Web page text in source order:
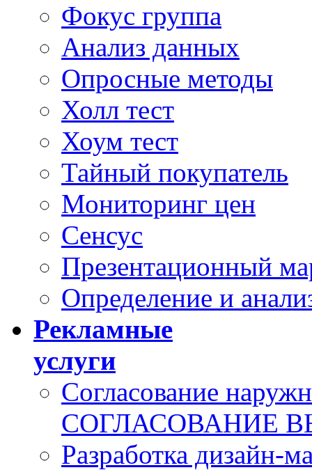
Фокус группа
Анализ данных
Опросные методы
Холл тест
Хоум тест
Тайный покупатель
Мониторинг цен
Сенсус
Презентационный
Определение и
Рекламные
услуги
Согласование
СОГЛАСОВАНИЕ
Разработка дизайн-